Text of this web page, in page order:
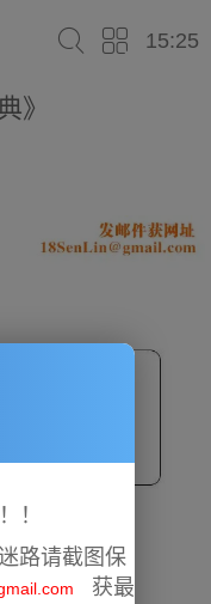
15:25
》
！
路请截图保
获最